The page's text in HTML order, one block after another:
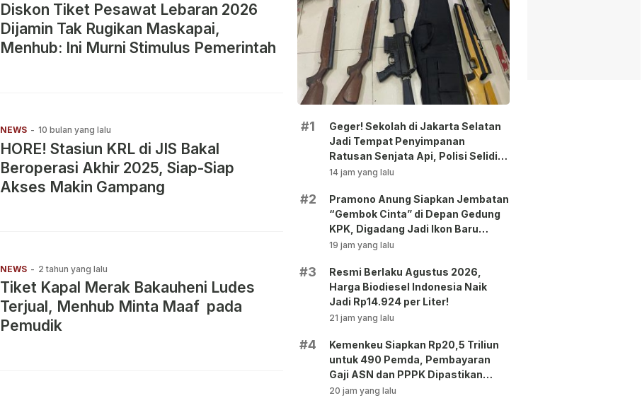
Diskon Tiket Pesawat Lebaran 2026
Dijamin Tak Rugikan Maskapai,
Menhub: Ini Murni Stimulus Pemerintah
NEWS - 10 bulan yang lalu
HORE! Stasiun KRL di JIS Bakal
Beroperasi Akhir 2025, Siap-Siap
Akses Makin Gampang
NEWS - 2 tahun yang lalu
Tiket Kapal Merak Bakauheni Ludes
Terjual, Menhub Minta Maaf pada
Pemudik
#1
Geger! Sekolah di Jakarta Selatan
Jadi Tempat Penyimpanan
Ratusan Senjata Api, Polisi Selidiki
Pemilik
14 jam yang lalu
#2
Pramono Anung Siapkan Jembatan
“Gembok Cinta” di Depan Gedung
KPK, Digadang Jadi Ikon Baru
Jakarta!
19 jam yang lalu
#3
Resmi Berlaku Agustus 2026,
Harga Biodiesel Indonesia Naik
Jadi Rp14.924 per Liter!
21 jam yang lalu
#4
Kemenkeu Siapkan Rp20,5 Triliun
untuk 490 Pemda, Pembayaran
Gaji ASN dan PPPK Dipastikan
Tetap Berjalan!
20 jam yang lalu